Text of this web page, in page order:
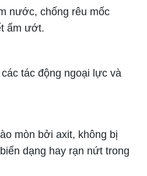
nước, chống rêu mốc
ẩm ướt.
tác động ngoại lực và
mòn bởi axit, không bị
dạng hay rạn nứt trong